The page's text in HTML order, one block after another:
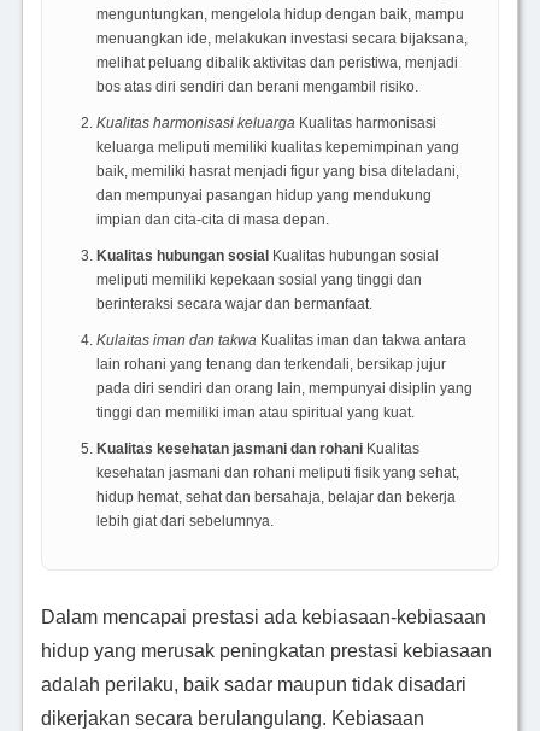
menguntungkan, mengelola hidup dengan baik, mampu
menuangkan ide, melakukan investasi secara bijaksana,
melihat peluang dibalik aktivitas dan peristiwa, menjadi
bos atas diri sendiri dan berani mengambil risiko.
Kualitas harmonisasi keluargaKualitas harmonisasi
keluarga meliputi memiliki kualitas kepemimpinan yang
baik, memiliki hasrat menjadi figur yang bisa diteladani,
dan mempunyai pasangan hidup yang mendukung
impian dan cita-cita di masa depan.
Kualitas hubungan sosial Kualitas hubungan sosial
meliputi memiliki kepekaan sosial yang tinggi dan
berinteraksi secara wajar dan bermanfaat.
Kulaitas iman dan takwaKualitas iman dan takwa antara
lain rohani yang tenang dan terkendali, bersikap jujur
pada diri sendiri dan orang lain, mempunyai disiplin yang
tinggi dan memiliki iman atau spiritual yang kuat.
Kualitas kesehatan jasmani dan rohaniKualitas
kesehatan jasmani dan rohani meliputi fisik yang sehat,
hidup hemat, sehat dan bersahaja, belajar dan bekerja
lebih giat dari sebelumnya.
Dalam mencapai prestasi ada kebiasaan-kebiasaan
hidup yang merusak peningkatan prestasi kebiasaan
adalah perilaku, baik sadar maupun tidak disadari
dikerjakan secara berulangulang. Kebiasaan